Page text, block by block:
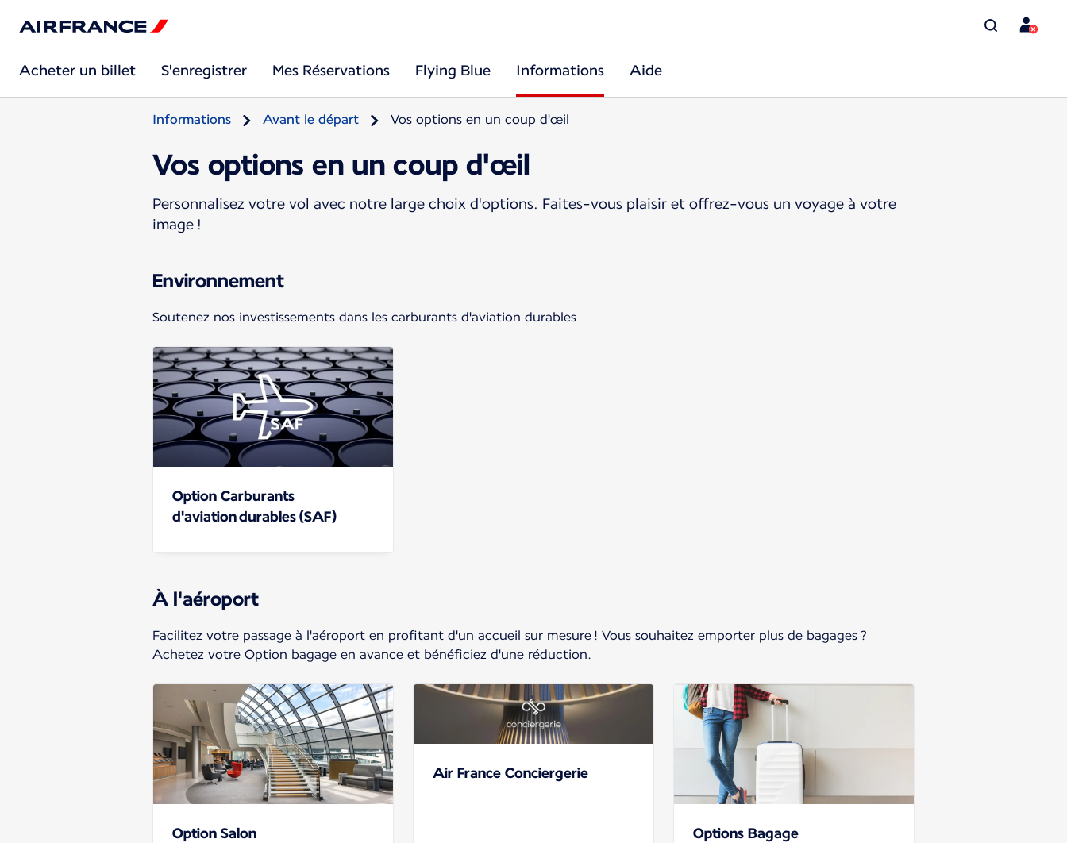
Acheter un billet S'enregistrer Mes Réservations Flying Blue Informations Aide
Informations Avant le départ Vos options en un coup d'œil
Vos options en un coup d'œil
Personnalisez votre vol avec notre large choix d'options. Faites-vous plaisir et offrez-vous un voyage à votre
image !
Environnement
Soutenez nos investissements dans les carburants d'aviation durables
Option Carburants
d'aviation durables (SAF)
À l'aéroport
Facilitez votre passage à l'aéroport en profitant d'un accueil sur mesure ! Vous souhaitez emporter plus de bagages ?
Achetez votre Option bagage en avance et bénéficiez d'une réduction.
Option Salon
Air France Conciergerie
Options Bagage